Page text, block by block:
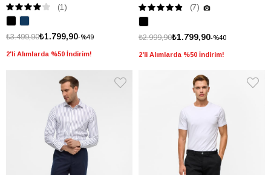
(1)
%49
₺1.799,90
₺3.499,90
2'li Alımlarda %50 İndirim!
(7)
%40
₺1.799,90
₺2.999,90
2'li Alımlarda %50 İndirim!